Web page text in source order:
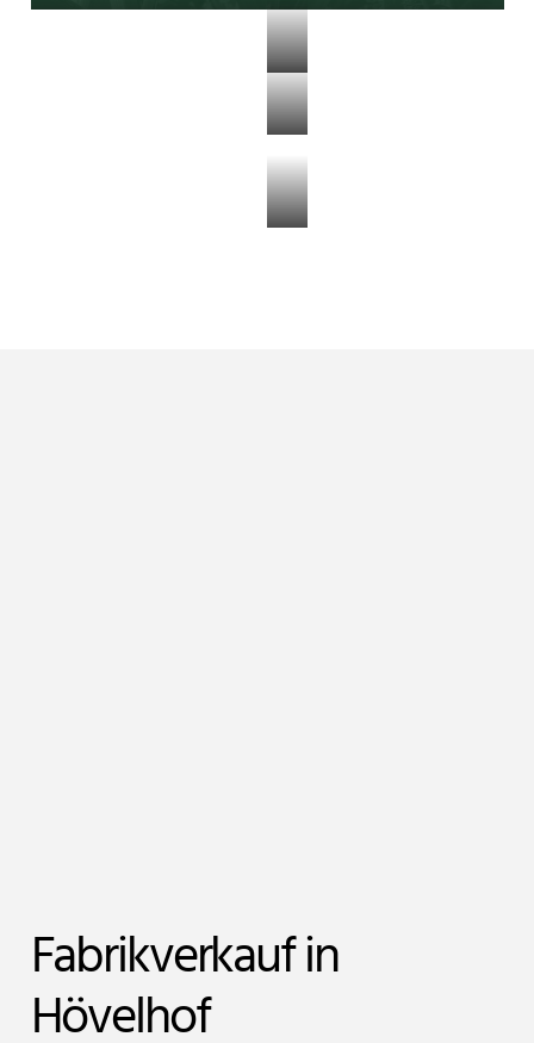
Diagnostika
Multivitamine
Vitamine-
Fabrikverkauf in
Hövelhof